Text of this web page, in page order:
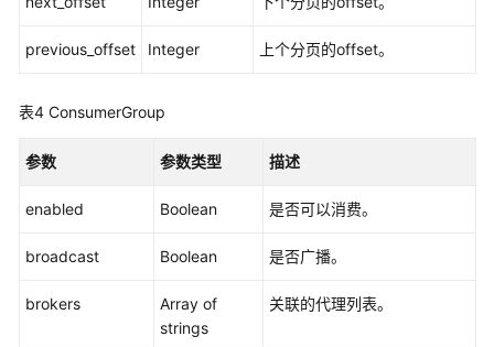
权
史
previous_offset Integer 上个分页的offset。
表4 ConsumerGroup
参数 参数类型 描述
enabled Boolean 是否可以消费。
broadcast Boolean 是否广播。
brokers
Array of
strings
关联的代理列表。